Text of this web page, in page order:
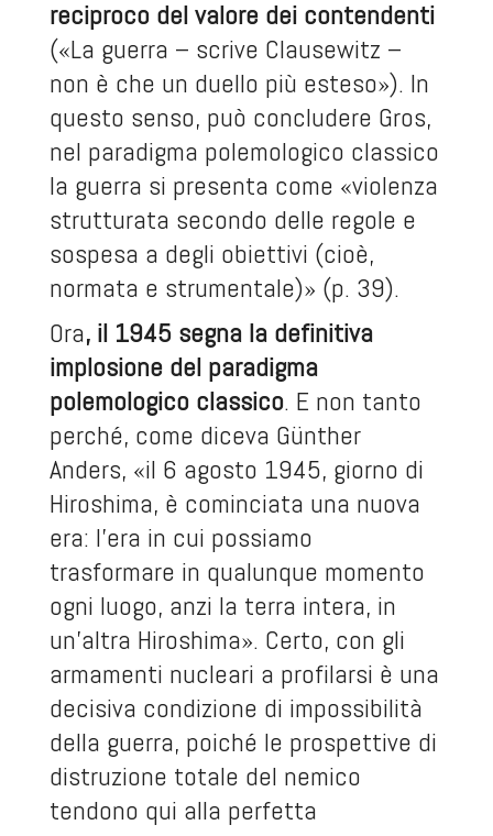
reciproco del valore dei contendenti
(«La guerra – scrive Clausewitz –
non è che un duello più esteso»). In
questo senso, può concludere Gros,
nel paradigma polemologico classico
la guerra si presenta come «violenza
strutturata secondo delle regole e
sospesa a degli obiettivi (cioè,
normata e strumentale)» (p. 39).
Ora, il 1945 segna la definitiva
implosione del paradigma
polemologico classico. E non tanto
perché, come diceva Günther
Anders, «il 6 agosto 1945, giorno di
Hiroshima, è cominciata una nuova
era: l’era in cui possiamo
trasformare in qualunque momento
ogni luogo, anzi la terra intera, in
un’altra Hiroshima». Certo, con gli
armamenti nucleari a profilarsi è una
decisiva condizione di impossibilità
della guerra, poiché le prospettive di
distruzione totale del nemico
tendono qui alla perfetta